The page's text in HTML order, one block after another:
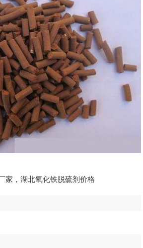
家，湖北氧化铁脱硫剂价格